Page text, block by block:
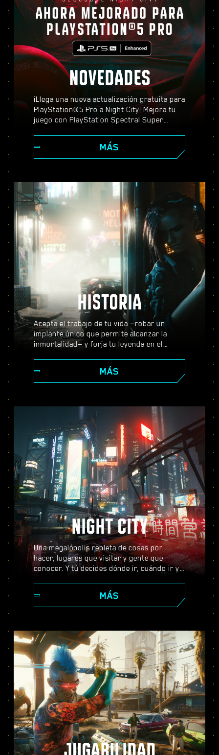
NOVEDADES
¡Llega una nueva actualización gratuita para
PlayStation®5 Pro a Night City! Mejora tu
juego con PlayStation Spectral Super
avanzadas de trazado de rayos, tasas de
fotogramas más altas y mucho más. Elige
entre tres modos de gráficos (Rendimiento,
descubre unos efectos visuales mejorados,
una acción más fluida y todo lo que
Cyberpunk 2077 puede ofrecer en PS5®
Pro.
MÁS
HISTORIA
Acepta el trabajo de tu vida —robar un
implante único que permite alcanzar la
inmortalidad— y forja tu leyenda en el
tus decisiones darán forma a la historia y a
las personas que te rodean. Realiza todo
tipo de encargos para prosperar desde
mientras descubres los misterios que
envuelven al valiosísimo implante con el
que todo el mundo quiere hacerse.
MÁS
NIGHT CITY
Una megalópolis repleta de cosas por
hacer, lugares que visitar y gente que
conocer. Y tú decides dónde ir, cuándo ir y
rascacielos del Centro Corporativo hasta la
extensa periferia de las Badlands, Night
City está llena de secretos por descubrir.
MÁS